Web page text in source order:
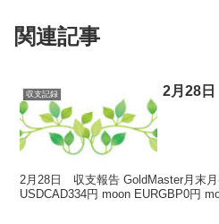
関連記事
収支記録 2月28
2月28日 収支報告 GoldMaster月末
USDCAD334円 moon EURGBP0円